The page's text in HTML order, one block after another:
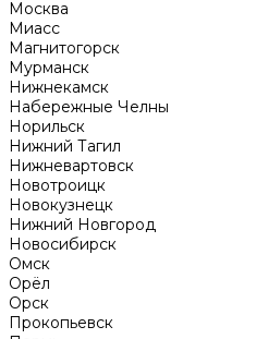
Москва
Миасс
Магнитогорск
Мурманск
Нижнекамск
Набережные Челны
Норильск
Нижний Тагил
Нижневартовск
Новотроицк
Новокузнецк
Нижний Новгород
Новосибирск
Омск
Орёл
Орск
Прокопьевск